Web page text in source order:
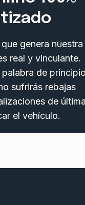
genera nuestra
real y vinculante.
de principio
sufrirás rebajas
de última
el vehículo.